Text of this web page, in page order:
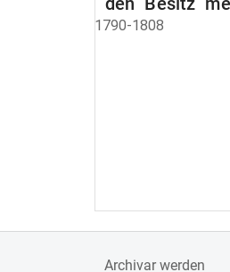
Instruction
1790-1808
Archivar werden